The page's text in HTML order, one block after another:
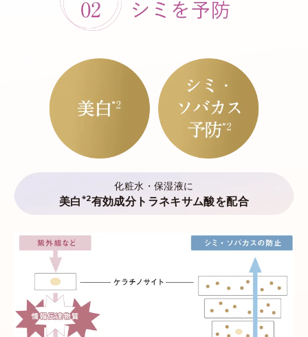
化粧水・保湿液に
美白 *2有効成分トラネキサム酸を配合